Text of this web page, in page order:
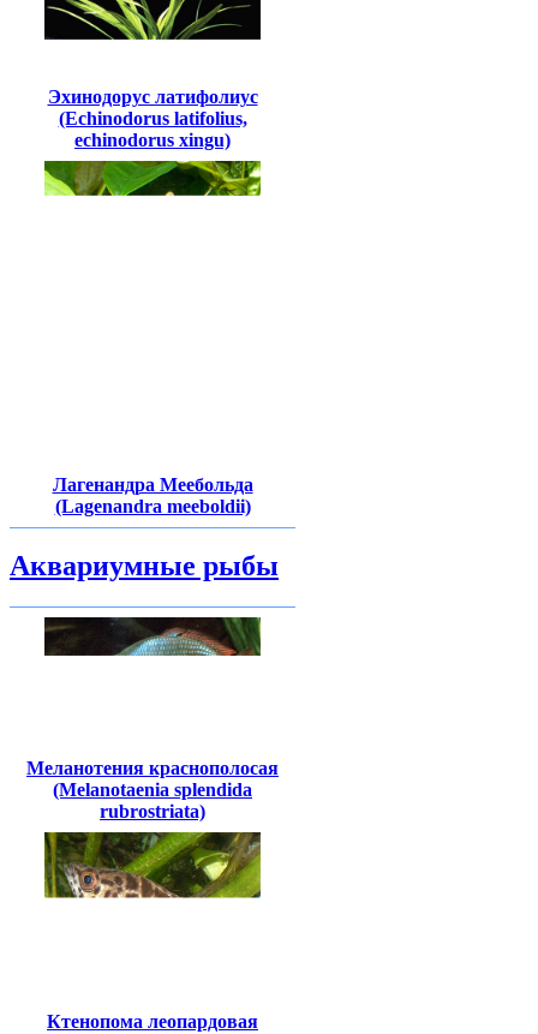
Эхинодорус латифолиус
(Echinodorus latifolius,
echinodorus xingu)
Лагенандра Меебольда
(Lagenandra meeboldii)
Аквариумные рыбы
Меланотения краснополосая
(Melanotaenia splendida
rubrostriata)
Ктенопома леопардовая